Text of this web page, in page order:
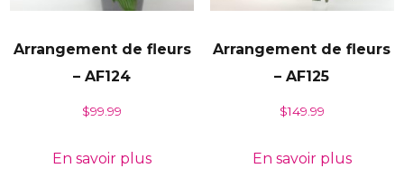
Arrangement de fleurs
– AF124
$99.99
En savoir plus
Arrangement de fleurs
– AF125
$149.99
En savoir plus